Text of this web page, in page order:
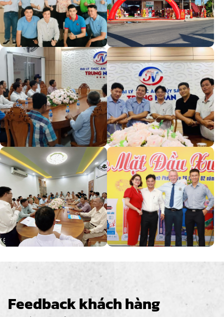
Feedback khách hàng